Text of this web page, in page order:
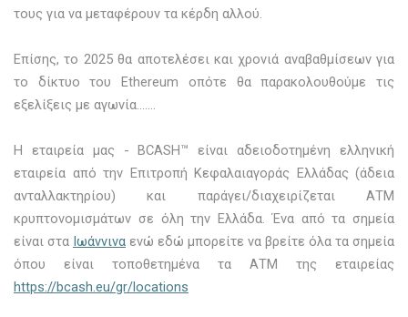
τους για να μεταφέρουν τα κέρδη αλλού.
Επίσης, το 2025 θα αποτελέσει και χρονιά αναβαθμίσεων για
το δίκτυο του Ethereum οπότε θα παρακολουθούμε τις
εξελίξεις με αγωνία…….
Η εταιρεία μας - BCASH™ είναι αδειοδοτημένη ελληνική
εταιρεία από την Επιτροπή Κεφαλαιαγοράς Ελλάδας (άδεια
ανταλλακτηρίου) και παράγει/διαχειρίζεται ΑΤΜ
κρυπτονομισμάτων σε όλη την Ελλάδα. Ένα από τα σημεία
είναι στα Ιωάννινα ενώ εδώ μπορείτε να βρείτε όλα τα σημεία
όπου είναι τοποθετημένα τα ΑΤΜ της εταιρείας
https://bcash.eu/gr/locations